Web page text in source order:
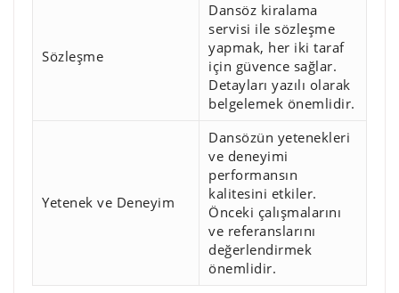
Sözleşme
Dansöz kiralama
servisi ile sözleşme
yapmak, her iki taraf
için güvence sağlar.
Detayları yazılı olarak
belgelemek önemlidir.
Yetenek ve Deneyim
Dansözün yetenekleri
ve deneyimi
performansın
kalitesini etkiler.
Önceki çalışmalarını
ve referanslarını
değerlendirmek
önemlidir.